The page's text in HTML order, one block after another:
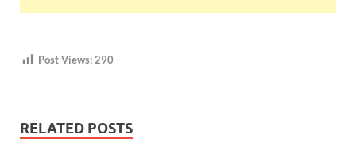
Post Views: 290
RELATED POSTS